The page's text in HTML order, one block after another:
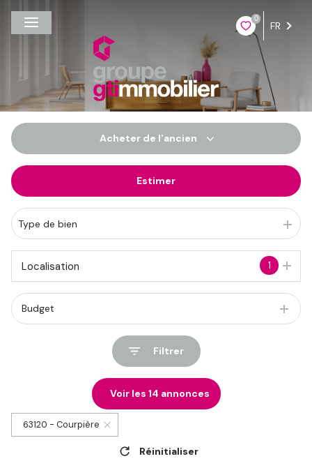
0
FR
Acheter de l'ancien
Du neuf
De l'immo pro
Estimer
Type de bien
1
Localisation
Budget
Filtrer
Voir les 14 annonces
63120 - Courpière
Réinitialiser